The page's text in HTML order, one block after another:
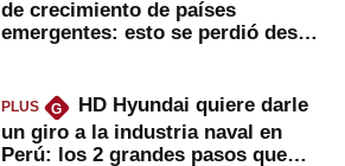
de crecimiento de países
emergentes: esto se perdió desde
PLUS G
HD Hyundai quiere darle
un giro a la industria naval en
Perú: los 2 grandes pasos que